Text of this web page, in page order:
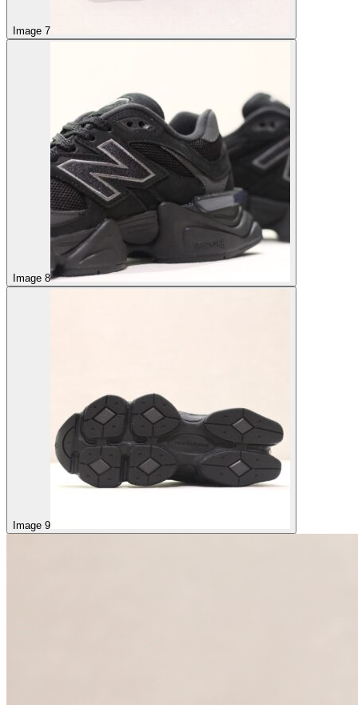
Image 7
Image 8
Image 9